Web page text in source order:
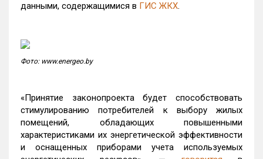
данными, содержащимися в ГИС ЖКХ.
Фото: www.energeo.by
«Принятие законопроекта будет способствовать
стимулированию потребителей к выбору жилых
помещений, обладающих повышенными
характеристиками их энергетической эффективности
и оснащенных приборами учета используемых